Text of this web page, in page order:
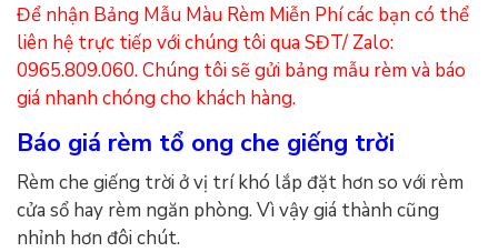
Để nhận Bảng Mẫu Màu Rèm Miễn Phí các bạn có thể
liên hệ trực tiếp với chúng tôi qua SĐT/ Zalo:
0965.809.060. Chúng tôi sẽ gửi bảng mẫu rèm và báo
giá nhanh chóng cho khách hàng.
Báo giá rèm tổ ong che giếng trời
Rèm che giếng trời ở vị trí khó lắp đặt hơn so với rèm
cửa sổ hay rèm ngăn phòng. Vì vậy giá thành cũng
nhỉnh hơn đôi chút.